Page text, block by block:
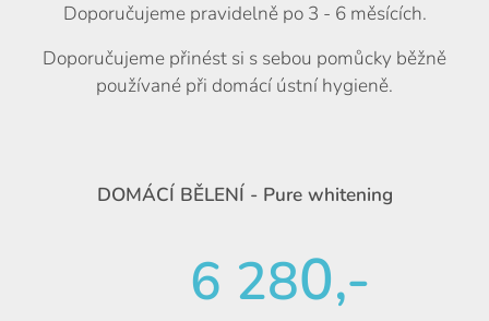
Doporučujeme pravidelně po 3 - 6 měsících.
Doporučujeme přinést si s sebou pomůcky běžně
používané při domácí ústní hygieně.
DOMÁCÍ BĚLENÍ - Pure whitening
6 280,-